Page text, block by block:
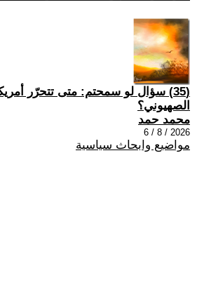
(35) سؤال لو سمحتم: متى تتحرّر
الصهيوني؟
محمد حمد
2026 / 8 / 6
مواضيع وابحاث سياسية